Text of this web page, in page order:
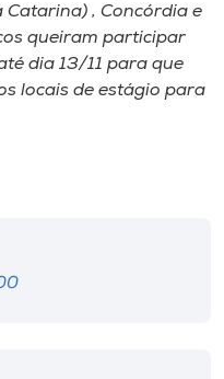
Catarina) , Concórdia e
queiram participar
dia 13/11 para que
locais de estágio para